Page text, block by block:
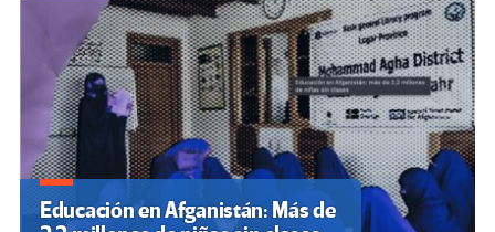
Educación en Afganistán: Más de